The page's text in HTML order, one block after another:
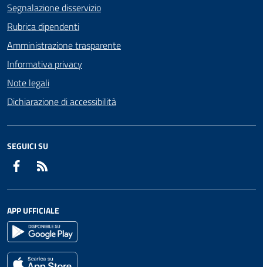
Segnalazione disservizio
Rubrica dipendenti
Amministrazione trasparente
Informativa privacy
Note legali
Dichiarazione di accessibilità
SEGUICI SU
Facebook
APP UFFICIALE